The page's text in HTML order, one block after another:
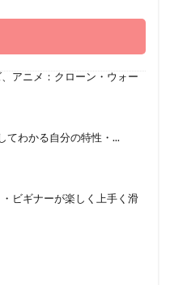
アニメ：クローン・ウォー
てわかる自分の特性・...
ビギナーが楽しく上手く滑